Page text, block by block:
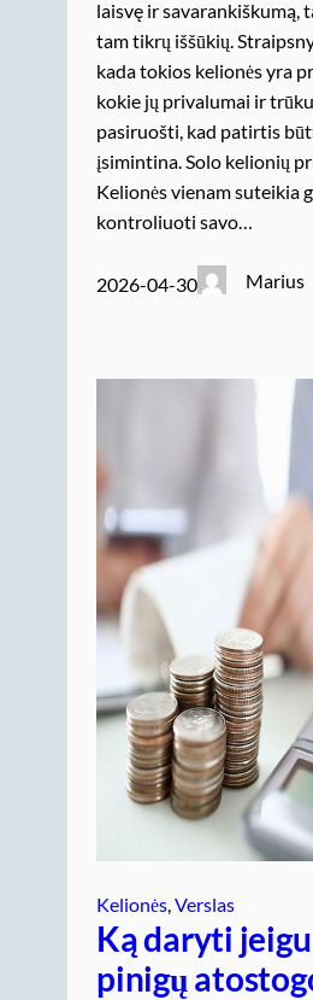
laisvę ir savarankiškumą,
tam tikrų iššūkių.
kada tokios kelionės yra
kokie jų privalumai ir
pasiruošti, kad patirtis
įsimintina. Solo kelionių
Kelionės vienam suteikia
kontroliuoti savo…
2026-04-30 Marius
Kelionės Verslas
Ką daryti
pinigų